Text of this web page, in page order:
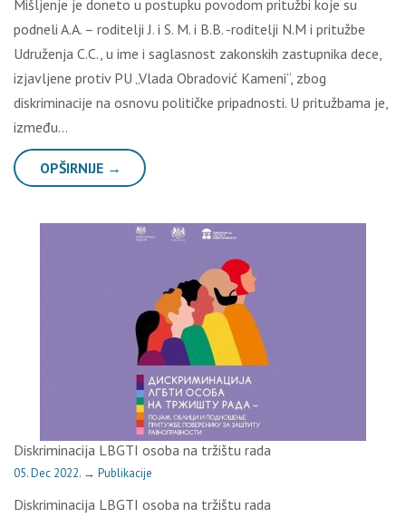
Mišljenje je doneto u postupku povodom pritužbi koje su
podneli A.A. – roditelji J. i S. M. i B.B. -roditelji N.M i pritužbe
Udruženja C.C., u ime i saglasnost zakonskih zastupnika dece,
izjavljene protiv PU „Vlada Obradović Kameni“, zbog
diskriminacije na osnovu političke pripadnosti. U pritužbama je,
između…
OPŠIRNIJE →
Diskriminacija LBGTI osoba na tržištu rada
05. Dec 2022. → Publikacije
Diskriminacija LBGTI osoba na tržištu rada